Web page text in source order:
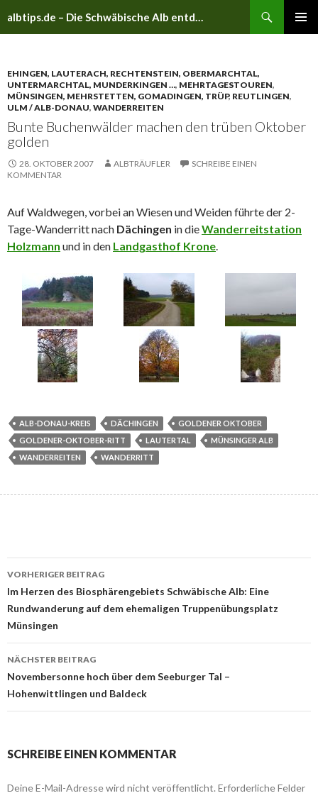
albtips.de – Die Schwäbische Alb entdecken
EHINGEN, LAUTERACH, RECHTENSTEIN, OBERMARCHTAL,
UNTERMARCHTAL, MUNDERKINGEN …, MEHRTAGESTOUREN,
MÜNSINGEN, MEHRSTETTEN, GOMADINGEN, TRÜP, REUTLINGEN,
ULM / ALB-DONAU, WANDERREITEN
Bunte Buchenwälder machen den trüben Oktober
golden
28. OKTOBER 2007 ALBTRÄUFLER
SCHREIBE EINEN
KOMMENTAR
Auf Waldwegen, vorbei an Wiesen und Weiden führte der 2-
Tage-Wanderritt nach Dächingen in dieWanderreitstation
Holzmann und in den Landgasthof Krone.
ALB-DONAU-KREIS DÄCHINGEN
GOLDENER OKTOBER
GOLDENER-OKTOBER-RITT
LAUTERTAL
MÜNSINGER ALB
WANDERREITEN
WANDERRITT
Beitrags-
Navigation
VORHERIGER BEITRAG
Im Herzen des Biosphärengebiets Schwäbische Alb: Eine
Rundwanderung auf dem ehemaligen Truppenübungsplatz
Münsingen
NÄCHSTER BEITRAG
Novembersonne hoch über dem Seeburger Tal –
Hohenwittlingen und Baldeck
SCHREIBE EINEN KOMMENTAR
Deine E-Mail-Adresse wird nicht veröffentlicht. Erforderliche Felder